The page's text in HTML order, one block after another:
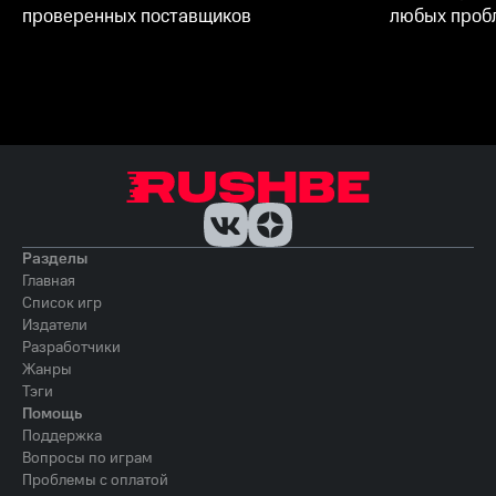
проверенных поставщиков
любых
Разделы
Главная
Список игр
Издатели
Разработчики
Жанры
Тэги
Помощь
Поддержка
Вопросы по играм
Проблемы с оплатой